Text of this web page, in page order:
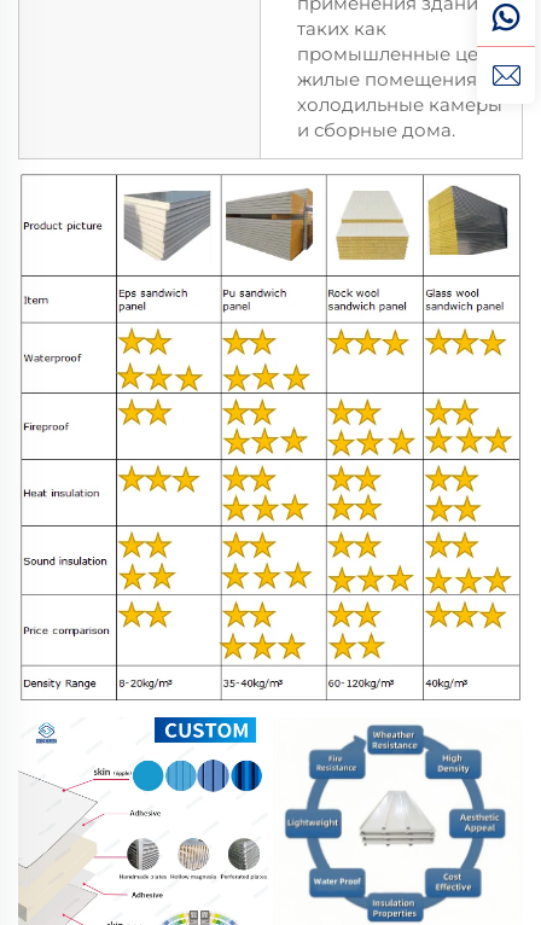
таких как
промышленные цеха,
жилые помещения,
холодильные камеры
и сборные дома.